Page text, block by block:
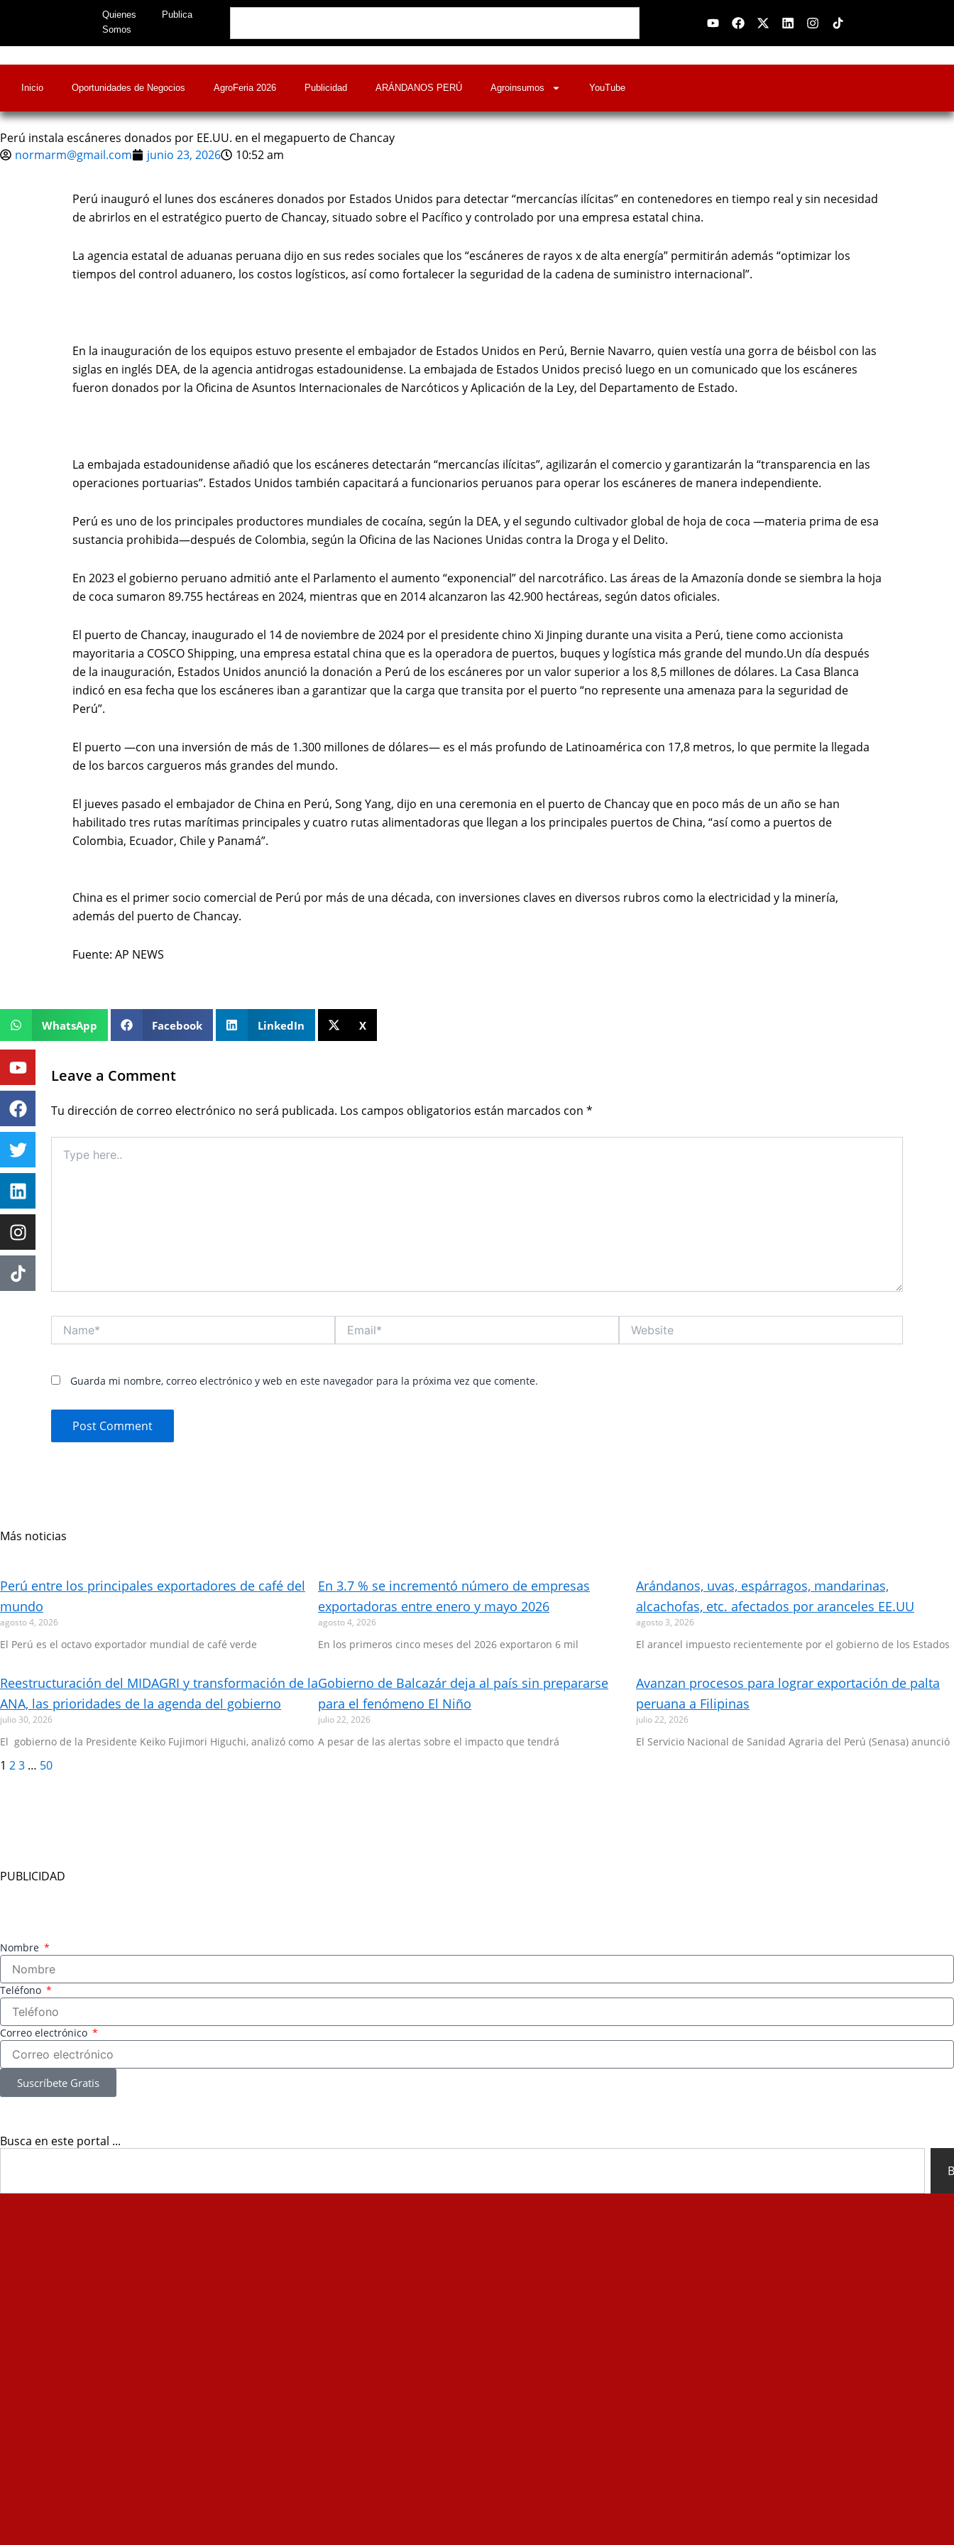
content
Quienes
Somos
Publica YoutubeFacebook
X-
twitter
LinkedinInstagram
Inicio Oportunidades de Negocios AgroFeria 2026 Publicidad ARÁNDANOS PERÚ Agroinsumos YouTube
Perú instala escáneres donados por EE.UU. en el megapuerto de Chancay
normarm@gmail.com
junio 23, 2026 10:52 am
Perú inauguró el lunes dos escáneres donados por Estados Unidos para detectar “mercancías ilícitas” en contenedores en tiempo real y sin necesidad
de abrirlos en el estratégico puerto de Chancay, situado sobre el Pacífico y controlado por una empresa estatal china.
La agencia estatal de aduanas peruana dijo en sus redes sociales que los “escáneres de rayos x de alta energía” permitirán además “optimizar los
tiempos del control aduanero, los costos logísticos, así como fortalecer la seguridad de la cadena de suministro internacional”.
En la inauguración de los equipos estuvo presente el embajador de Estados Unidos en Perú, Bernie Navarro, quien vestía una gorra de béisbol con las
siglas en inglés DEA, de la agencia antidrogas estadounidense. La embajada de Estados Unidos precisó luego en un comunicado que los escáneres
fueron donados por la Oficina de Asuntos Internacionales de Narcóticos y Aplicación de la Ley, del Departamento de Estado.
La embajada estadounidense añadió que los escáneres detectarán “mercancías ilícitas”, agilizarán el comercio y garantizarán la “transparencia en las
operaciones portuarias”. Estados Unidos también capacitará a funcionarios peruanos para operar los escáneres de manera independiente.
Perú es uno de los principales productores mundiales de cocaína, según la DEA, y el segundo cultivador global de hoja de coca —materia prima de esa
sustancia prohibida—después de Colombia, según la Oficina de las Naciones Unidas contra la Droga y el Delito.
En 2023 el gobierno peruano admitió ante el Parlamento el aumento “exponencial” del narcotráfico. Las áreas de la Amazonía donde se siembra la hoja
de coca sumaron 89.755 hectáreas en 2024, mientras que en 2014 alcanzaron las 42.900 hectáreas, según datos oficiales.
El puerto de Chancay, inaugurado el 14 de noviembre de 2024 por el presidente chino Xi Jinping durante una visita a Perú, tiene como accionista
mayoritaria a COSCO Shipping, una empresa estatal china que es la operadora de puertos, buques y logística más grande del mundo.Un día después
de la inauguración, Estados Unidos anunció la donación a Perú de los escáneres por un valor superior a los 8,5 millones de dólares. La Casa Blanca
indicó en esa fecha que los escáneres iban a garantizar que la carga que transita por el puerto “no represente una amenaza para la seguridad de
Perú”.
El puerto —con una inversión de más de 1.300 millones de dólares— es el más profundo de Latinoamérica con 17,8 metros, lo que permite la llegada
de los barcos cargueros más grandes del mundo.
El jueves pasado el embajador de China en Perú, Song Yang, dijo en una ceremonia en el puerto de Chancay que en poco más de un año se han
habilitado tres rutas marítimas principales y cuatro rutas alimentadoras que llegan a los principales puertos de China, “así como a puertos de
Colombia, Ecuador, Chile y Panamá”.
China es el primer socio comercial de Perú por más de una década, con inversiones claves en diversos rubros como la electricidad y la minería,
además del puerto de Chancay.
Fuente: AP NEWS
WhatsApp Facebook LinkedIn X
Leave a Comment
Tu dirección de correo electrónico no será publicada. Los campos obligatorios están marcados con *
here..
Guarda mi nombre, correo electrónico y web en este navegador para la próxima vez que comente.
Más noticias
Perú entre los principales exportadores de café del
mundo
agosto 4, 2026
El Perú es el octavo exportador mundial de café verde
En 3.7 % se incrementó número de empresas
exportadoras entre enero y mayo 2026
agosto 4, 2026
En los primeros cinco meses del 2026 exportaron 6 mil
Arándanos, uvas, espárragos, mandarinas,
alcachofas, etc. afectados por aranceles EE.UU
agosto 3, 2026
El arancel impuesto recientemente por el gobierno de los Estados
Reestructuración del MIDAGRI y transformación de la
ANA, las prioridades de la agenda del gobierno
julio 30, 2026
El gobierno de la Presidente Keiko Fujimori Higuchi, analizó como
Gobierno de Balcazár deja al país sin prepararse
para el fenómeno El Niño
julio 22, 2026
A pesar de las alertas sobre el impacto que tendrá
Avanzan procesos para lograr exportación de palta
peruana a Filipinas
julio 22, 2026
El Servicio Nacional de Sanidad Agraria del Perú (Senasa) anunció
1 23 … 50
PUBLICIDAD
Nombre
Teléfono
Correo electrónico
Suscríbete Gratis
Busca en este portal ...
Youtube
Facebook
Twitter
Linkedin
Instagram